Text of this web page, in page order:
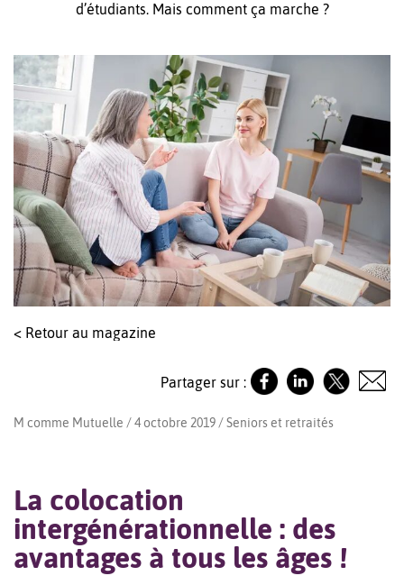
d’étudiants. Mais comment ça marche ?
< Retour au magazine
Partager sur :
M comme Mutuelle / 4 octobre 2019 /Seniors et retraités
La colocation
intergénérationnelle : des
avantages à tous les âges !